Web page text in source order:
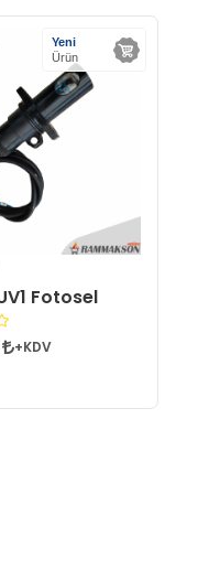
Yeni
Ürün
Fotosel
+KDV